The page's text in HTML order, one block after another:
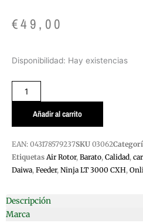
€49,00
Disponibilidad: Hay existencias
CARRETES
LT
3000-
CXH
Añadir al carrito
EAN: 043178579237SKU 03062
Etiquetas Air Rotor, Barato, Calidad,
Daiwa, Feeder, Ninja LT 3000 CXH,
Descripción
Marca